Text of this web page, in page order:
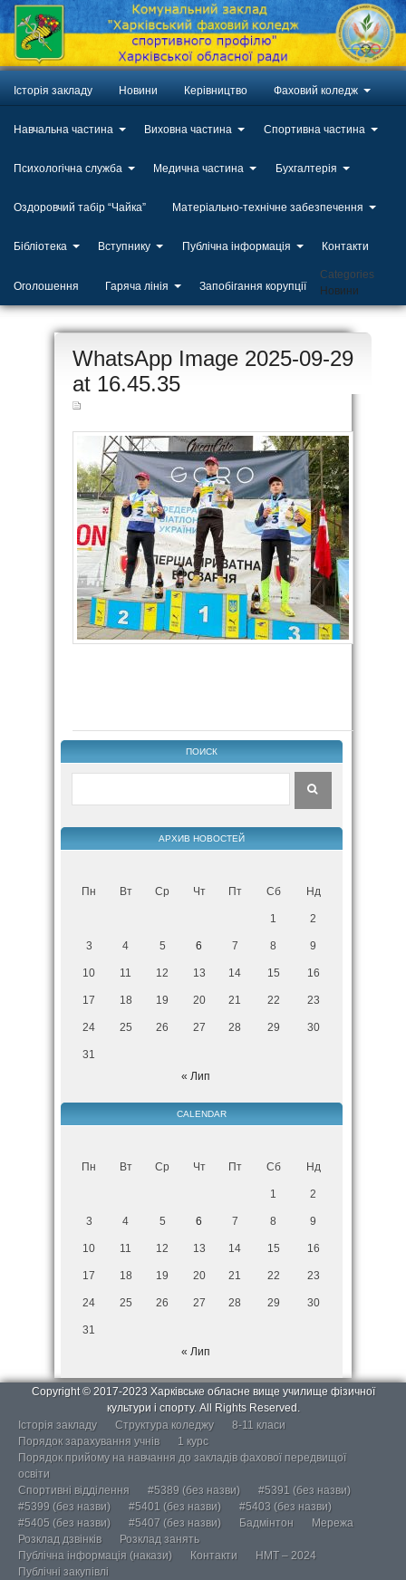
Історія закладу Новини Керівництво Фаховий коледж
Навчальна частина Виховна частина Спортивна частина
Психологічна служба Медична частина Бухгалтерія
Оздоровчий табір “Чайка” Матеріально-технічне забезпечення
Бібліотека Вступнику Публічна інформація Контакти
Оголошення Гаряча лінія Запобігання корупції
Categories
Новини
20
WhatsApp Image 2025-09-29
at 16.45.35
ПОИСК
АРХИВ НОВОСТЕЙ
Пн Вт Ср Чт Пт Сб Нд
1 2
3 4 5 6 7 8 9
10 11 12 13 14 15 16
17 18 19 20 21 22 23
24 25 26 27 28 29 30
31
« Лип
CALENDAR
Пн Вт Ср Чт Пт Сб Нд
1 2
3 4 5 6 7 8 9
10 11 12 13 14 15 16
17 18 19 20 21 22 23
24 25 26 27 28 29 30
31
« Лип
Copyright © 2017-2023 Харківське обласне вище училище фізичної
культури і спорту. All Rights Reserved.
Історія закладу
Структура коледжу
8-11 класи
Порядок зарахування учнів
1 курс
Порядок прийому на навчання до закладів фахової передвищої
освіти
Спортивні відділення
#5389 (без назви)
#5391 (без назви)
#5399 (без назви)
#5401 (без назви)
#5403 (без назви)
#5405 (без назви)
#5407 (без назви) Бадмінтон
Мережа
Розклад дзвінків
Розклад занять
Публічна інформація (накази)
Контакти
НМТ – 2024
Публічні закупівлі